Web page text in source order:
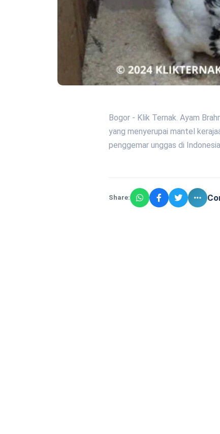
Bogor - Klik Ternak. Ayam
yang menyerupai mantel
penggemar unggas di
Share: